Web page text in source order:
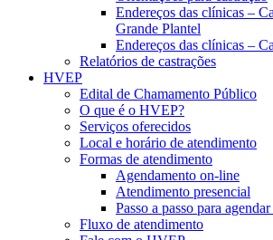
Endereços das clínicas –
Grande Plantel
Endereços das clínicas –
Relatórios de castrações
HVEP
Edital de Chamamento Público
O que é o HVEP?
Serviços oferecidos
Local e horário de atendimento
Formas de atendimento
Agendamento on-line
Atendimento presencial
Passo a passo para
Fluxo de atendimento